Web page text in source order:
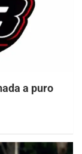
a puro